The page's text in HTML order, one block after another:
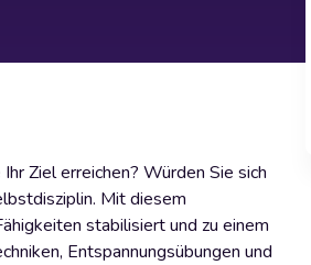
Ziel erreichen? Würden Sie sich
Mit diesem
stabilisiert und zu einem
Entspannungsübungen und